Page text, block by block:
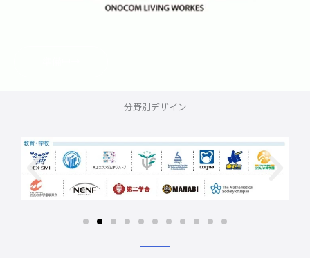
分野別デザイン